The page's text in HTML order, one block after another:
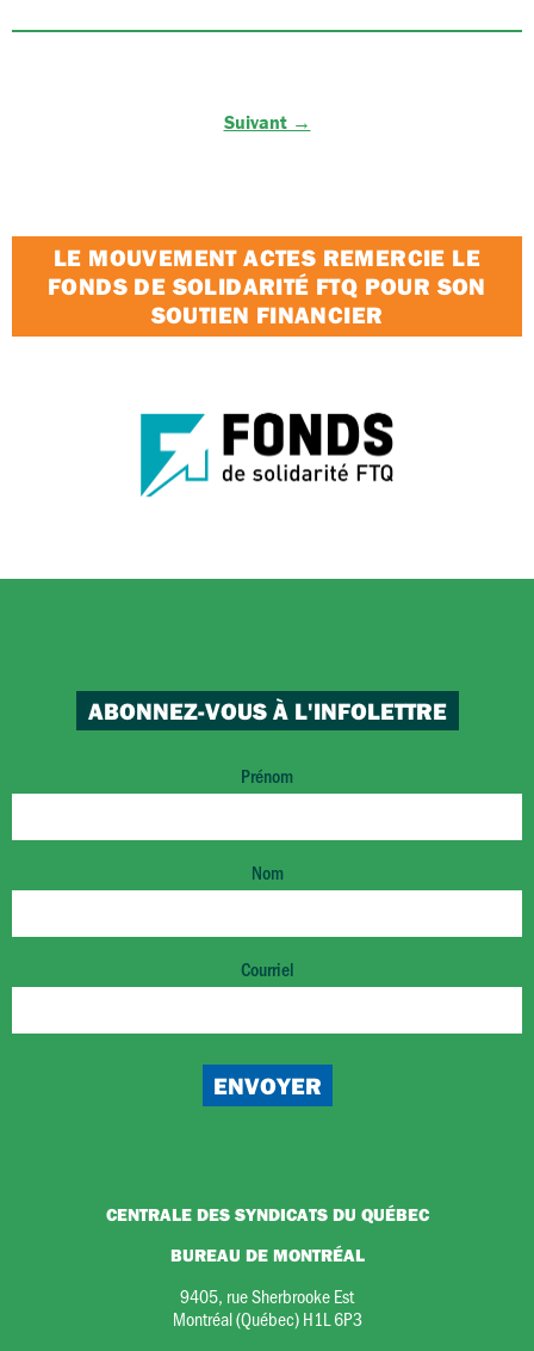
Suivant →
LE MOUVEMENT ACTES REMERCIE LE
FONDS DE SOLIDARITÉ FTQ POUR SON
SOUTIEN FINANCIER
ABONNEZ-VOUS À L'INFOLETTRE
Prénom
Nom
Courriel
CENTRALE DES SYNDICATS DU QUÉBEC
BUREAU DE MONTRÉAL
9405, rue Sherbrooke Est
Montréal (Québec) H1L 6P3